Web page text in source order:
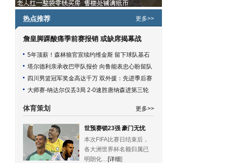
热点推荐 更多>>
詹皇脚踝酸痛季前赛报销 或缺席揭幕战
5年顶薪！森林狼官宣续约维金斯 留下球队基石
塔尔德利亲承收巴甲队报价 向鲁能表忠心盼留队
四川男篮冠军奖金高达千万 双外援：先进季后赛
大师赛-纳达尔仅丢3局 2-0速胜唐纳森进第三轮
体育策划 更多>>
世预赛锁23强 豪门无忧
本次FIFA比赛日结束后，
各大洲世界杯名额归属已
明朗化… [详细]